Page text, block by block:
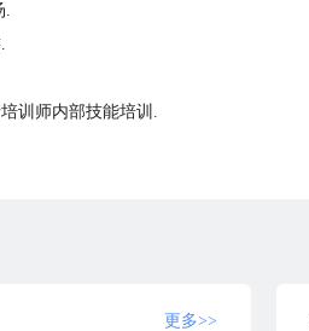
.
训师内部技能培训.
放.
近年来，我们在国际上取得较高的成果
墨。凭着坚定的信念和不懈的努力以
更多>>